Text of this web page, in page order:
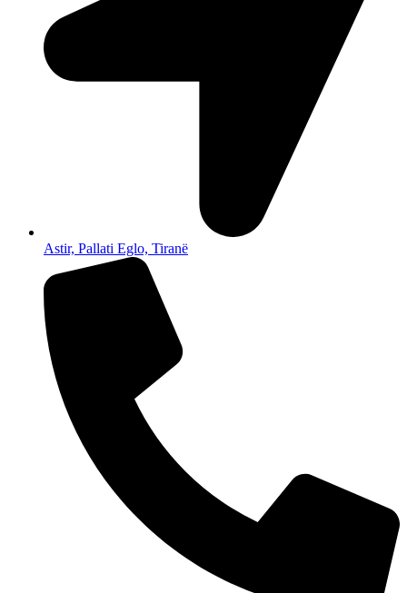
Astir, Pallati Eglo, Tiranë